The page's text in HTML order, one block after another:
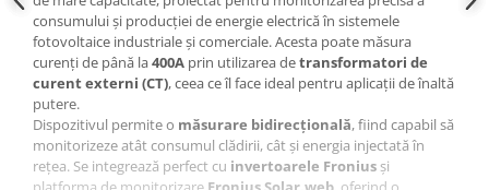
Cabluri cupru flexibil
Cabluri cupru nearmat
Cabluri cupru rezistente la foc
Cabluri flexibile
Cabluri flexibile plate
Cabluri medie tensiune
consumului și producției de energie electrică în sistemele
fotovoltaice industriale și comerciale. Acesta poate măsura
curenți de până la400A prin utilizarea detransformatori de
curent externi (CT), ceea ce îl face ideal pentru aplicații de înaltă
putere.
Dispozitivul permite o măsurare bidirecțională, fiind capabil să
monitorizeze atât consumul clădirii, cât și energia injectată în
rețea. Se integrează perfect cu invertoarele Fronius și